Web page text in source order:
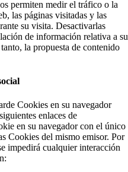
permiten medir el tráfico o la
las páginas visitadas y las
su visita. Desactivarlas
de información relativa a su
la propuesta de contenido
Cookies en su navegador
enlaces de
en su navegador con el único
Cookies del mismo emisor. Por
impedirá cualquier interacción